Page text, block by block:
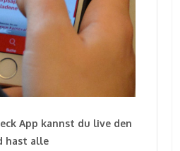
App kannst du live den
hast alle